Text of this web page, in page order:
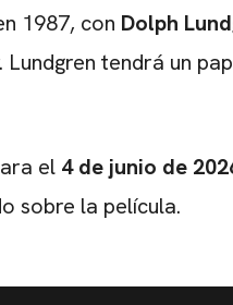
1987, con Dolph
tendrá un
el 4 de junio de
sobre la película.